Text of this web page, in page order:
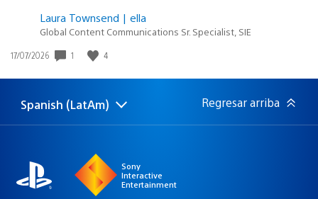
Laura Townsend | ella
Global Content Communications Sr. Specialist, SIE
Fecha
publicación:
17/07/2026 1 4
Elige
Región
Spanish (LatAm) Regresar arriba
Sony
Interactive
Entertainment